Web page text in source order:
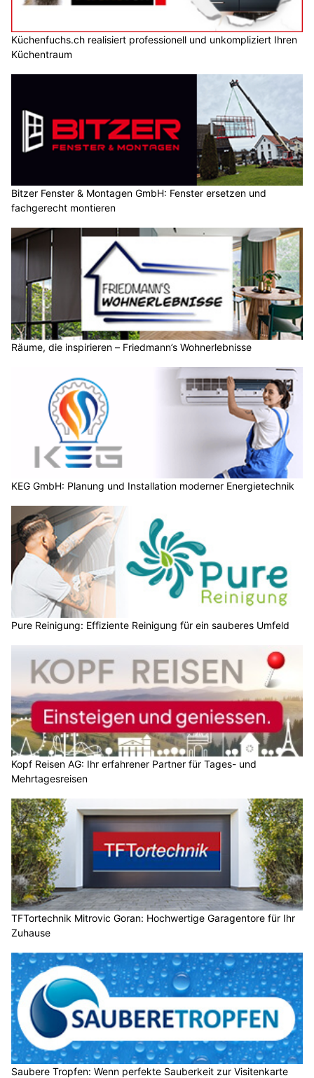
Küchenfuchs.ch realisiert professionell und unkompliziert Ihren
Küchentraum
Bitzer Fenster & Montagen GmbH: Fenster ersetzen und
fachgerecht montieren
Räume, die inspirieren – Friedmann’s Wohnerlebnisse
KEG GmbH: Planung und Installation moderner Energietechnik
Pure Reinigung: Effiziente Reinigung für ein sauberes Umfeld
Kopf Reisen AG: Ihr erfahrener Partner für Tages- und
Mehrtagesreisen
TFTortechnik Mitrovic Goran: Hochwertige Garagentore für Ihr
Zuhause
Saubere Tropfen: Wenn perfekte Sauberkeit zur Visitenkarte